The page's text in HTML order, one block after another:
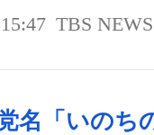
TBS
名「いのち